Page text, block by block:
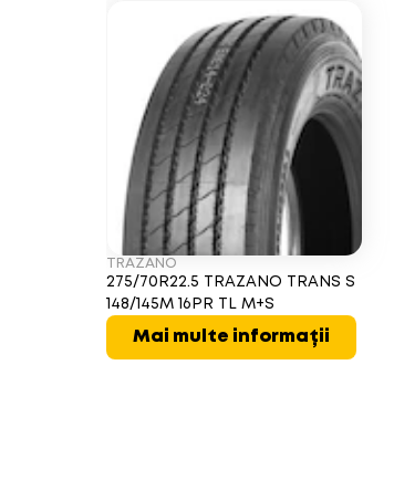
TRAZANO
275/70R22.5 TRAZANO TRANS S
148/145M 16PR TL M+S
Mai multe informații